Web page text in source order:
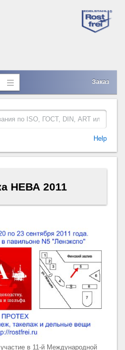
Заказ
Help
НЕВА 2011
в 11-й Международной